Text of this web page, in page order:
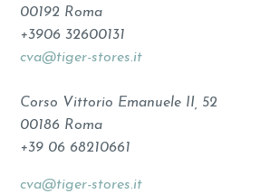
00192 Roma
+3906 32600131
cva@tiger-stores.it
Corso Vittorio Emanuele II, 52
00186 Roma
+39 06 68210661
cva@tiger-stores.it